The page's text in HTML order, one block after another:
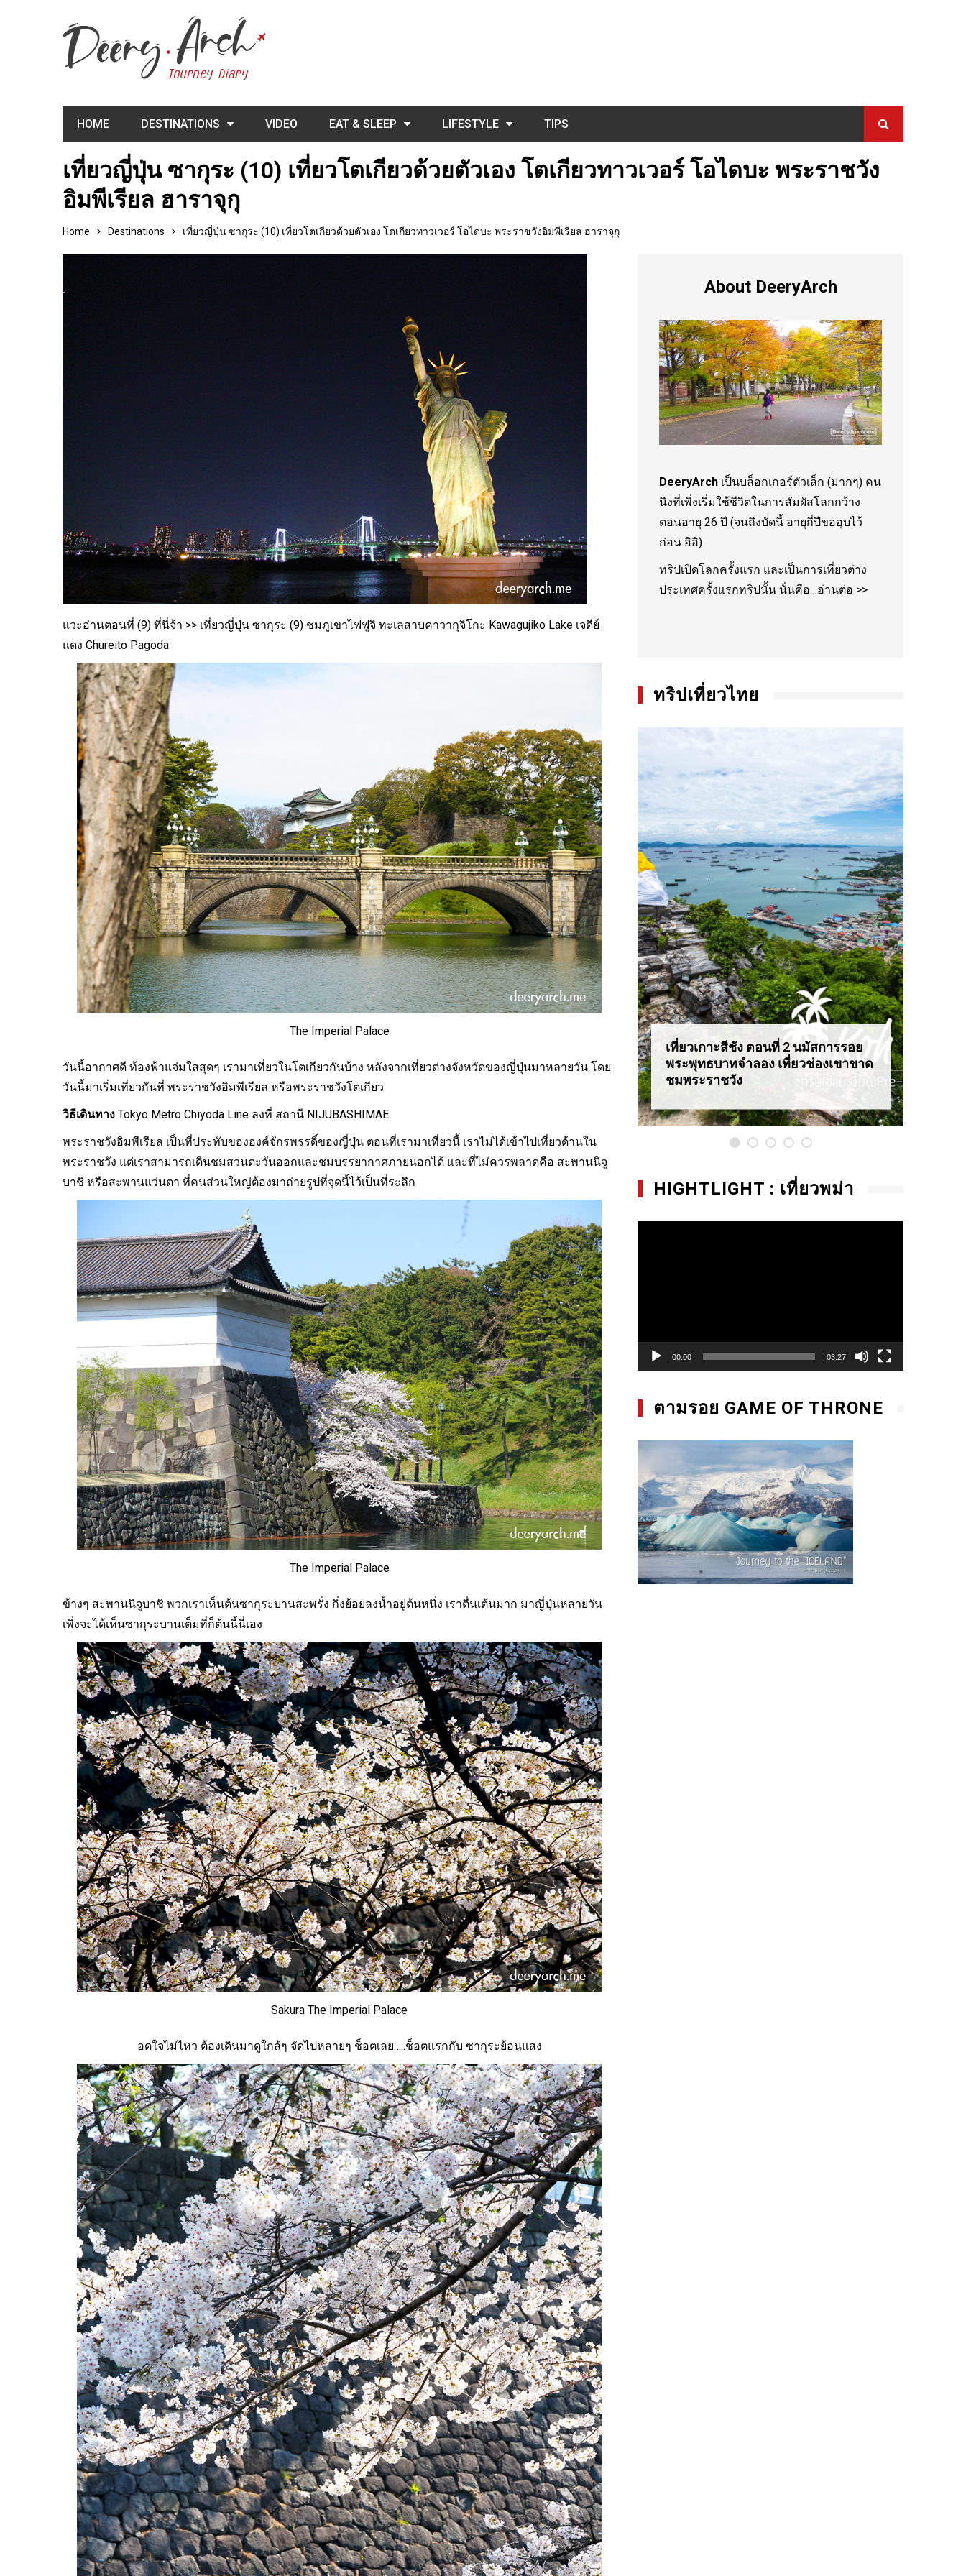
HOME DESTINATIONS VIDEO EAT & SLEEP LIFESTYLE TIPS
เที่ยวญี่ปุ่น ซากุระ (10) เที่ยวโตเกียวด้วยตัวเอง โตเกียวทาวเวอร์ โอไดบะ พระราชวัง
อิมพีเรียล ฮาราจุกุ
Home Destinations เที่ยวญี่ปุ่น ซากุระ (10) เที่ยวโตเกียวด้วยตัวเอง โตเกียวทาวเวอร์ โอไดบะ พระราชวังอิมพีเรียล ฮาราจุกุ
แวะอ่านตอนที่ (9) ที่นี่จ้า >> เที่ยวญี่ปุ่น ซากุระ (9) ชมภูเขาไฟฟูจิ ทะเลสาบคาวากุจิโกะ Kawagujiko Lake เจดีย์
แดง Chureito Pagoda
The Imperial Palace
วันนี้อากาศดี ท้องฟ้าแจ่มใสสุดๆ เรามาเที่ยวในโตเกียวกันบ้าง หลังจากเที่ยวต่างจังหวัดของญี่ปุ่นมาหลายวัน โดย
วันนี้มาเริ่มเที่ยวกันที่ พระราชวังอิมพีเรียล หรือพระราชวังโตเกียว
วิธีเดินทาง Tokyo Metro Chiyoda Line ลงที่ สถานี NIJUBASHIMAE
พระราชวังอิมพีเรียล เป็นที่ประทับขององค์จักรพรรดิ์ของญี่ปุ่น ตอนที่เรามาเที่ยวนี้ เราไม่ได้เข้าไปเที่ยวด้านใน
พระราชวัง แต่เราสามารถเดินชมสวนตะวันออกและชมบรรยากาศภายนอกได้ และที่ไม่ควรพลาดคือ สะพานนิจู
บาชิ หรือสะพานแว่นตา ที่คนส่วนใหญ่ต้องมาถ่ายรูปที่จุดนี้ไว้เป็นที่ระลึก
The Imperial Palace
ข้างๆ สะพานนิจูบาชิ พวกเราเห็นต้นซากุระบานสะพรั่ง กิ่งย้อยลงน้ำอยู่ต้นหนึ่ง เราตื่นเต้นมาก มาญี่ปุ่นหลายวัน
เพิ่งจะได้เห็นซากุระบานเต็มที่ก็ต้นนี้นี่เอง
Sakura The Imperial Palace
อดใจไม่ไหว ต้องเดินมาดูใกล้ๆ จัดไปหลายๆ ช็อตเลย…..ช็อตแรกกับ ซากุระย้อนแสง
About DeeryArch
DeeryArch เป็นบล็อกเกอร์ตัวเล็ก (มากๆ) คน
นึงที่เพิ่งเริ่มใช้ชีวิตในการสัมผัสโลกกว้าง
ตอนอายุ 26 ปี (จนถึงบัดนี้ อายุกี่ปีขออุบไว้
ก่อน อิอิ)
ทริปเปิดโลกครั้งแรก และเป็นการเที่ยวต่าง
ประเทศครั้งแรกทริปนั้น นั่นคือ…อ่านต่อ >>
ทริปเที่ยวไทย
เที่ยวแม่ฮ่องสอน ชมถ้ำแก้วโกมล ยล
น้ำตกแม่สุรินทร์
คุณค่าจากอยุธยา-รัตนโกสินทร์
เที่ยวเกาะสีชัง ตอนที่ 2 นมัสการรอย
พระพุทธบาทจำลอง เที่ยวช่องเขาขาด
ชมพระราชวัง
HIGHTLIGHT : เที่ยวพม่า
00:00 03:27
ตามรอย GAME OF THRONE